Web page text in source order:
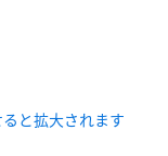
と拡大されます